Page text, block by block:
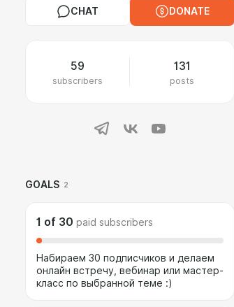
CHAT DONATE
59
subscribers
131
posts
GOALS 2
1 of 30 paid subscribers
Набираем 30 подписчиков и делаем
онлайн встречу, вебинар или мастер-
класс по выбранной теме :)